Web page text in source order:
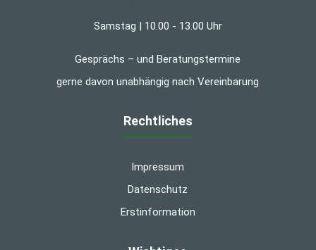
Samstag | 10.00 - 13.00 Uhr
Gesprächs – und Beratungstermine
gerne davon unabhängig nach Vereinbarung
Rechtliches
Impressum
Datenschutz
Erstinformation